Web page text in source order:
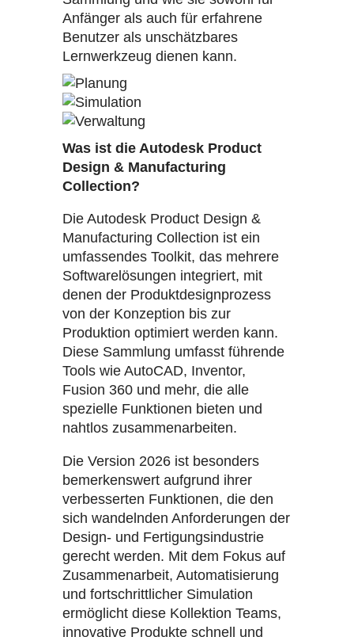
Anfänger als auch für erfahrene
Benutzer als unschätzbares
Lernwerkzeug dienen kann.
Was ist die Autodesk Product
Design & Manufacturing
Collection?
Die Autodesk Product Design &
Manufacturing Collection ist ein
umfassendes Toolkit, das mehrere
Softwarelösungen integriert, mit
denen der Produktdesignprozess
von der Konzeption bis zur
Produktion optimiert werden kann.
Diese Sammlung umfasst führende
Tools wie AutoCAD, Inventor,
Fusion 360 und mehr, die alle
spezielle Funktionen bieten und
nahtlos zusammenarbeiten.
Die Version 2026 ist besonders
bemerkenswert aufgrund ihrer
verbesserten Funktionen, die den
sich wandelnden Anforderungen der
Design- und Fertigungsindustrie
gerecht werden. Mit dem Fokus auf
Zusammenarbeit, Automatisierung
und fortschrittlicher Simulation
ermöglicht diese Kollektion Teams,
innovative Produkte schnell und